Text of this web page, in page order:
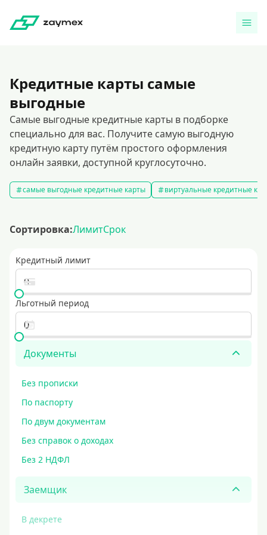
Кредитные карты самые
выгодные
Самые выгодные кредитные карты в подборке
специально для вас. Получите самую выгодную
кредитную карту путём простого оформления
онлайн заявки, доступной круглосуточно.
самые выгодные кредитные карты виртуальные кредитные
Сортировка:ЛимитСрок
Кредитный лимит
Льготный период
Документы
Без прописки
По паспорту
По двум документам
Без справок о доходах
Без 2 НДФЛ
Заемщик
В декрете